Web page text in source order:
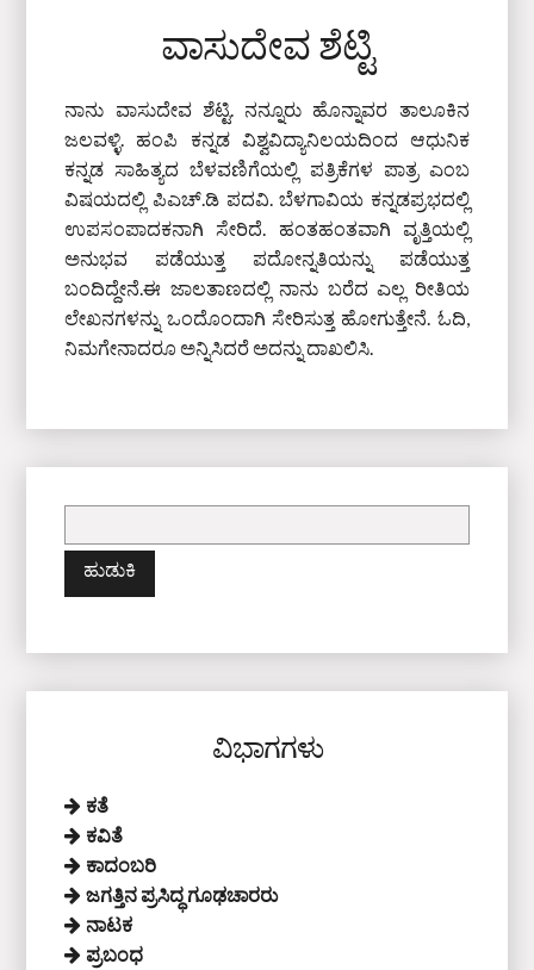
ವಾಸುದೇವ ಶೆಟ್ಟಿ
ನಾನು ವಾಸುದೇವ ಶೆಟ್ಟಿ. ನನ್ನೂರು ಹೊನ್ನಾವರ ತಾಲೂಕಿನ
ಜಲವಳ್ಳಿ. ಹಂಪಿ ಕನ್ನಡ ವಿಶ್ವವಿದ್ಯಾನಿಲಯದಿಂದ ಆಧುನಿಕ
ಕನ್ನಡ ಸಾಹಿತ್ಯದ ಬೆಳವಣಿಗೆಯಲ್ಲಿ ಪತ್ರಿಕೆಗಳ ಪಾತ್ರ ಎಂಬ
ವಿಷಯದಲ್ಲಿ ಪಿಎಚ್‌.ಡಿ ಪದವಿ. ಬೆಳಗಾವಿಯ ಕನ್ನಡಪ್ರಭದಲ್ಲಿ
ಉಪಸಂಪಾದಕನಾಗಿ ಸೇರಿದೆ. ಹಂತಹಂತವಾಗಿ ವೃತ್ತಿಯಲ್ಲಿ
ಅನುಭವ ಪಡೆಯುತ್ತ ಪದೋನ್ನತಿಯನ್ನು ಪಡೆಯುತ್ತ
ಬಂದಿದ್ದೇನೆ.ಈ ಜಾಲತಾಣದಲ್ಲಿ ನಾನು ಬರೆದ ಎಲ್ಲ ರೀತಿಯ
ಲೇಖನಗಳನ್ನು ಒಂದೊಂದಾಗಿ ಸೇರಿಸುತ್ತ ಹೋಗುತ್ತೇನೆ. ಓದಿ,
ನಿಮಗೇನಾದರೂ ಅನ್ನಿಸಿದರೆ ಅದನ್ನು ದಾಖಲಿಸಿ.
ಹುಡುಕಿ:
ವಿಭಾಗಗಳು
ಕತೆ
ಕವಿತೆ
ಕಾದಂಬರಿ
ಜಗತ್ತಿನ ಪ್ರಸಿದ್ಧ ಗೂಢಚಾರರು
ನಾಟಕ
ಪ್ರಬಂಧ